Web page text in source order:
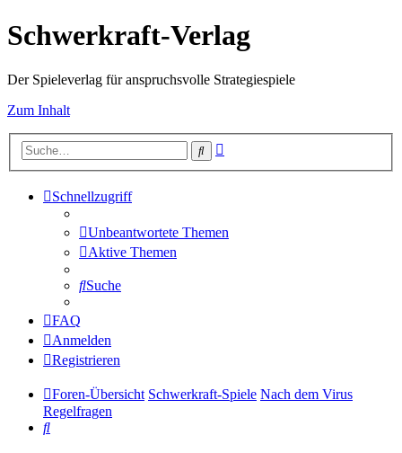
Schwerkraft-Verlag
Der Spieleverlag für anspruchsvolle Strategiespiele
Zum Inhalt
Suche
Schnellzugriff
Unbeantwortete Themen
Aktive Themen
Suche
FAQ
Anmelden
Registrieren
Foren-Übersicht Schwerkraft-Spiele Nach dem Virus
Regelfragen
Suche